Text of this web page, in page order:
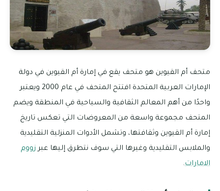
متحف أم القيوين هو متحف يقع في إمارة أم القيوين في دولة
الإمارات العربية المتحدة افتتح المتحف في عام 2000 ويعتبر
واحدًا من أهم المعالم الثقافية والسياحية في المنطقة ويضم
المتحف مجموعة واسعة من المعروضات التي تعكس تاريخ
إمارة أم القيوين وثقافتها، وتشمل الأدوات المنزلية التقليدية
والملابس التقليدية وغيرها التي سوف نتطرق إليها عبر زووم
الامارات.